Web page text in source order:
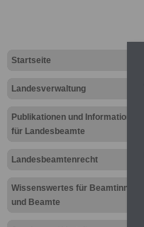
Startseite
Landesverwaltung
Publikationen und Informationen
für Landesbeamte
Landesbeamtenrecht
Wissenswertes für Beamtinnen
und Beamte